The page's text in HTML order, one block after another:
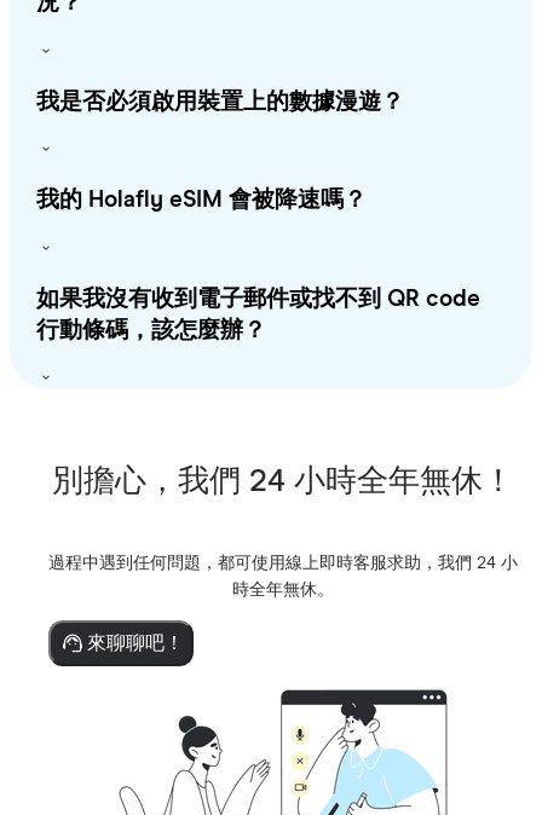
我是否必須啟用裝置上的數據漫遊？
我的 Holafly eSIM 會被降速嗎？
如果我沒有收到電子郵件或找不到 QR code
行動條碼，該怎麼辦？
別擔心，我們 24 小時全年無休！
過程中遇到任何問題，都可使用線上即時客服求助，我們 24 小
時全年無休。
來聊聊吧！